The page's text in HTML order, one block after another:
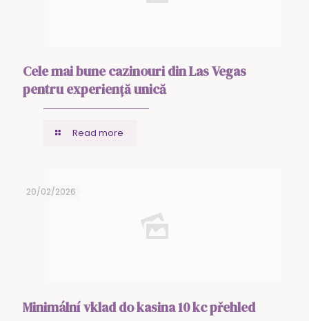
Cele mai bune cazinouri din Las Vegas
pentru experiență unică
Read more
20/02/2026
Minimální vklad do kasina 10 kc přehled